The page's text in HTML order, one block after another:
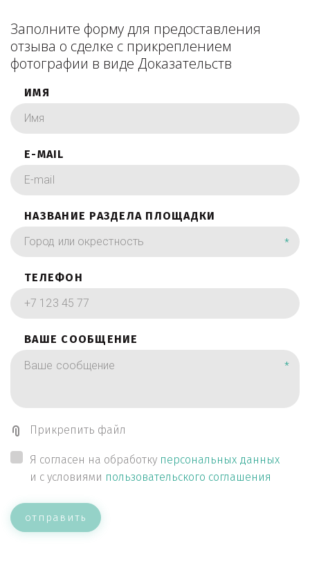
Заполните форму для предоставления
отзыва о сделке с прикреплением
фотографии в виде Доказательств
ИМЯ
E-MAIL
НАЗВАНИЕ РАЗДЕЛА ПЛОЩАДКИ
*
ТЕЛЕФОН
ВАШЕ СООБЩЕНИЕ
*
Прикрепить файл
Я согласен на обработку персональных данных
и с условиями пользовательского соглашения
отправить